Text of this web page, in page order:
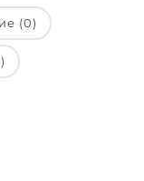
(0)